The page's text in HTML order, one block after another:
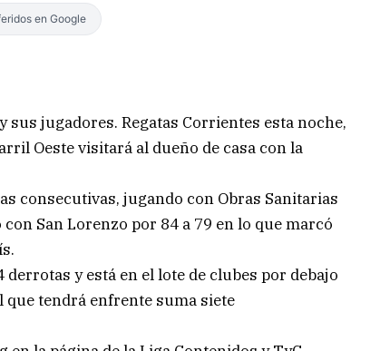
en Google
jugadores. Regatas Corrientes esta noche,
Oeste visitará al dueño de casa con la
consecutivas, jugando con Obras Sanitarias
San Lorenzo por 84 a 79 en lo que marcó
y está en el lote de clubes por debajo
que tendrá enfrente suma siete